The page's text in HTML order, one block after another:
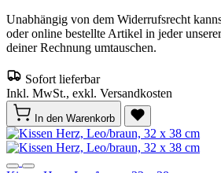
Unabhängig von dem Widerrufsrecht
oder online bestellte Artikel in jeder
deiner Rechnung umtauschen.
Sofort lieferbar
Inkl. MwSt., exkl. Versandkosten
In den Warenkorb